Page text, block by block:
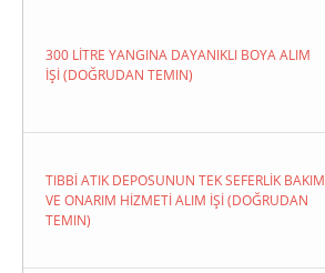
300 LİTRE YANGINA DAYANIKLI BOYA ALIM
İŞİ (DOĞRUDAN TEMIN)
TIBBİ ATIK DEPOSUNUN TEK SEFERLİK BAKIM
VE ONARIM HİZMETİ ALIM İŞİ (DOĞRUDAN
TEMIN)